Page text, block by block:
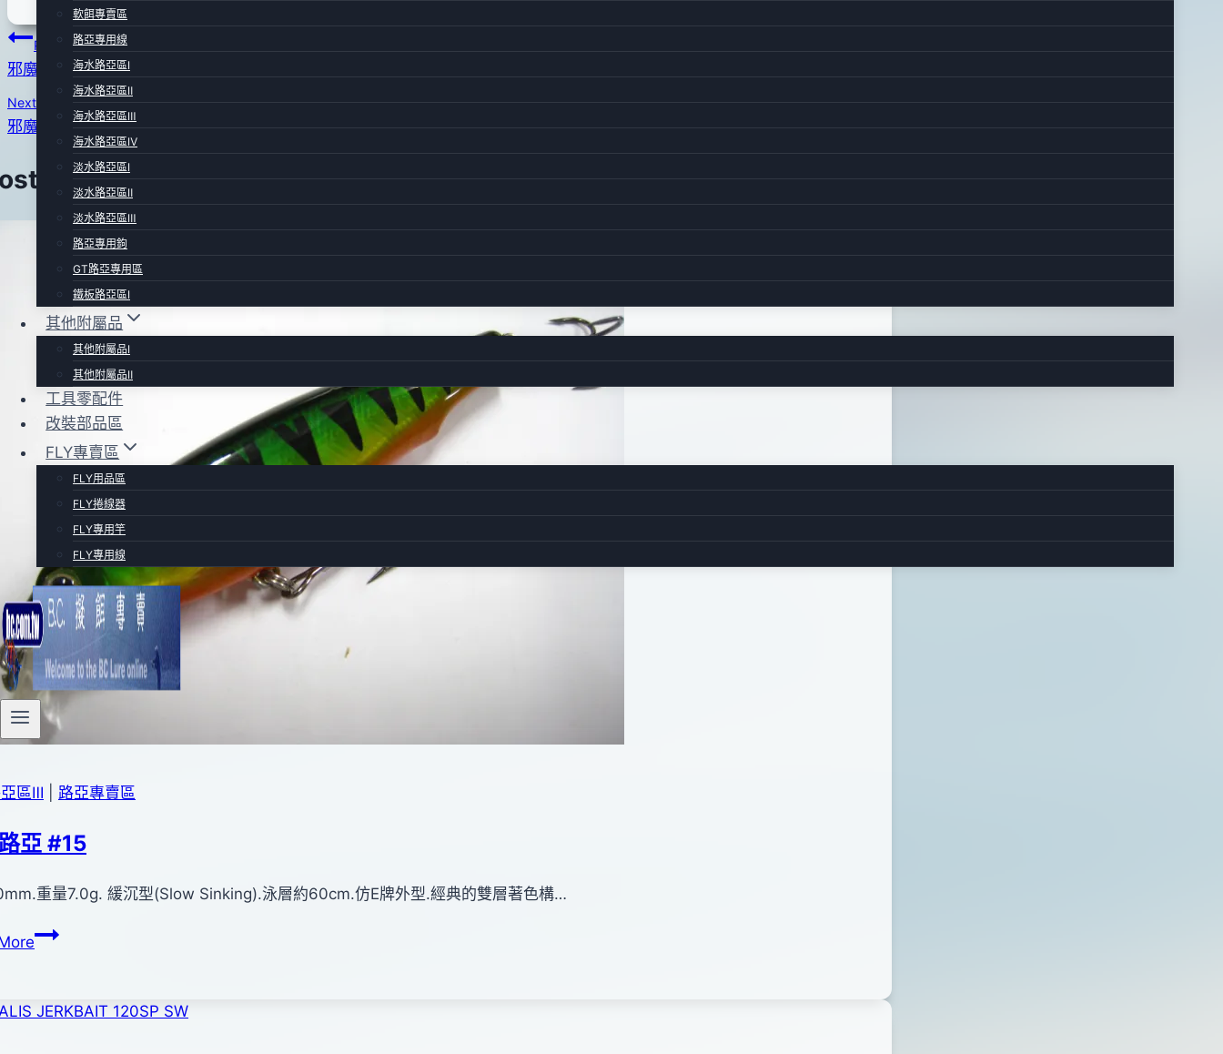
軟餌專賣區
路亞專用線
海水路亞區Ⅰ
海水路亞區Ⅱ
海水路亞區Ⅲ
海水路亞區Ⅳ
淡水路亞區Ⅰ
淡水路亞區Ⅱ
淡水路亞區Ⅲ
路亞專用鉤
GT路亞專用區
鐵板路亞區Ⅰ
其他附屬品
其他附屬品Ⅰ
其他附屬品Ⅱ
工具零配件
改裝部品區
FLY專賣區
FLY用品區
FLY捲線器
FLY專用竿
FLY專用線
文
章
導
Previous
邪魔鐵板(夜光紅斑馬)
Next
邪魔鐵板(夜光銀斑馬)
區Ⅲ 路亞專賣區
亞 #15
重量7.0g. 緩沉型(Slow Sinking).泳層約60cm.仿E牌外型.經典的雙層著色構…
水
亞